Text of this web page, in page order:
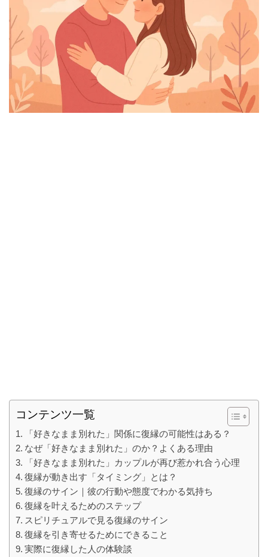
コンテンツ一覧
「好きなまま別れた」関係に復縁の可能性はある？
なぜ「好きなまま別れた」のか？よくある理由
「好きなまま別れた」カップルが再び惹かれ合う心理
復縁が動き出す「タイミング」とは？
復縁のサイン｜彼の行動や態度でわかる気持ち
復縁を叶えるためのステップ
スピリチュアルで見る復縁のサイン
復縁を引き寄せるためにできること
実際に復縁した人の体験談